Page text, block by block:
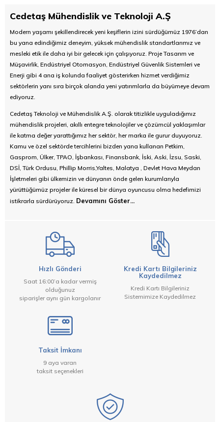
Cedetaş Mühendislik ve Teknoloji A.Ş
Modern yaşamı şekillendirecek yeni keşiflerin izini sürdüğümüz 1976’dan
bu yana edindiğimiz deneyim, yüksek mühendislik standartlarımız ve
mesleki etik ile daha iyi bir gelecek için çalışıyoruz. Proje Tasarım ve
Müşavirlik, Endüstriyel Otomasyon, Endüstriyel Güvenlik Sistemleri ve
Enerji gibi 4 ana iş kolunda faaliyet gösterirken hizmet verdiğimiz
sektörlerin yanı sıra birçok alanda yeni yatırımlarla da büyümeye devam
ediyoruz.
Cedetaş Teknoloji ve Mühendislik A.Ş. olarak titizlikle uyguladığımız
mühendislik projeleri, akıllı entegre teknolojiler ve çözümcül yaklaşımlar
ile katma değer yarattığımız her sektör, her marka ile gurur duyuyoruz.
Kamu ve özel sektörde tercihlerini bizden yana kullanan Petkim,
Gasprom, Ülker, TPAO, İşbankası, Finansbank, İski, Aski, İzsu, Saski,
DSİ, Türk Ordusu, Phillip Morris,Yaltes, Malatya , Devlet Hava Meydan
İşletmeleri gibi ülkemizin ve dünyanın önde gelen kurumlarıyla
yürüttüğümüz projeler ile küresel bir dünya oyuncusu olma hedefimizi
istikrarla sürdürüyoruz. Devamını Göster...
Hızlı Gönderi
Saat 16:00’a kadar vermiş
olduğunuz
siparişler aynı gün kargolanır
Kredi Kartı Bilgileriniz
Kaydedilmez
Kredi Kartı Bilgileriniz
Sistemimize Kaydedilmez
Taksit İmkanı
9 aya varan
taksit seçenekleri